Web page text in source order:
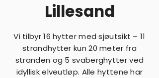
Lillesand
Vi tilbyr 16 hytter med sjøutsikt – 11
strandhytter kun 20 meter fra
stranden og 5 svaberghytter ved
idyllisk elveutløp. Alle hyttene har